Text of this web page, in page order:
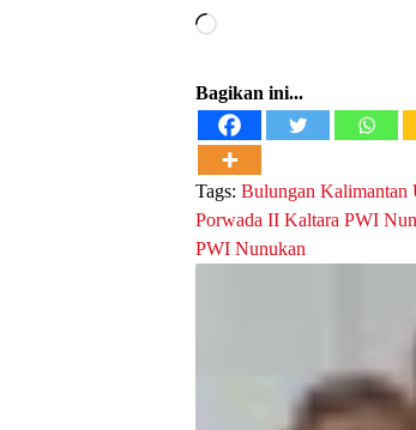
Loading…
Bagikan ini...
Tags: Bulungan Kalimantan
Porwada II Kaltara PWI
PWI Nunukan